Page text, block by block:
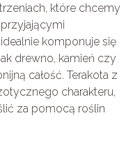
które chcemy
komponuje się
drewno, kamień czy
całość. Terakota z
charakteru,
za pomocą roślin